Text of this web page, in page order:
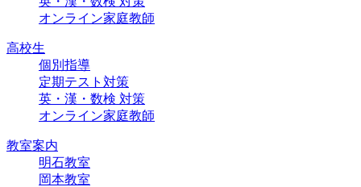
オンライン家庭教師
高校生
個別指導
定期テスト対策
英・漢・数検 対策
オンライン家庭教師
教室案内
明石教室
岡本教室